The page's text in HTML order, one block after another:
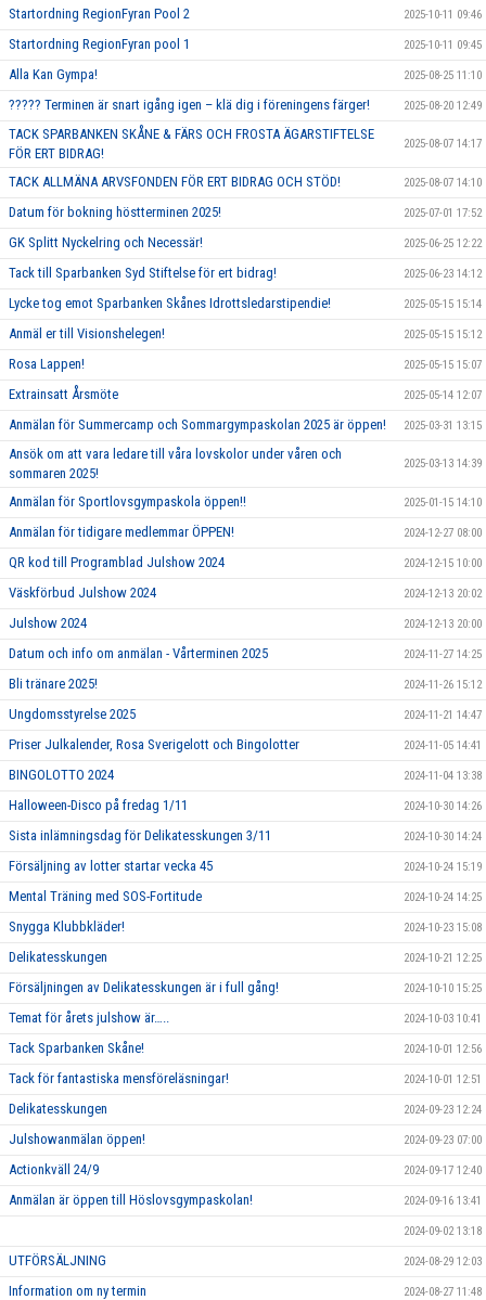
Startordning RegionFyran Pool 2 2025-10-11 09:46
Startordning RegionFyran pool 1 2025-10-11 09:45
Alla Kan Gympa! 2025-08-25 11:10
????? Terminen är snart igång igen – klä dig i föreningens färger! 2025-08-20 12:49
TACK SPARBANKEN SKÅNE & FÄRS OCH FROSTA ÄGARSTIFTELSE
FÖR ERT BIDRAG!
2025-08-07 14:17
TACK ALLMÄNA ARVSFONDEN FÖR ERT BIDRAG OCH STÖD! 2025-08-07 14:10
Datum för bokning höstterminen 2025! 2025-07-01 17:52
GK Splitt Nyckelring och Necessär! 2025-06-25 12:22
Tack till Sparbanken Syd Stiftelse för ert bidrag! 2025-06-23 14:12
Lycke tog emot Sparbanken Skånes Idrottsledarstipendie! 2025-05-15 15:14
Anmäl er till Visionshelegen! 2025-05-15 15:12
Rosa Lappen! 2025-05-15 15:07
Extrainsatt Årsmöte 2025-05-14 12:07
Anmälan för Summercamp och Sommargympaskolan 2025 är öppen! 2025-03-31 13:15
Ansök om att vara ledare till våra lovskolor under våren och
sommaren 2025!
2025-03-13 14:39
Anmälan för Sportlovsgympaskola öppen!! 2025-01-15 14:10
Anmälan för tidigare medlemmar ÖPPEN! 2024-12-27 08:00
QR kod till Programblad Julshow 2024 2024-12-15 10:00
Väskförbud Julshow 2024 2024-12-13 20:02
Julshow 2024 2024-12-13 20:00
Datum och info om anmälan - Vårterminen 2025 2024-11-27 14:25
Bli tränare 2025! 2024-11-26 15:12
Ungdomsstyrelse 2025 2024-11-21 14:47
Priser Julkalender, Rosa Sverigelott och Bingolotter 2024-11-05 14:41
BINGOLOTTO 2024 2024-11-04 13:38
Halloween-Disco på fredag 1/11 2024-10-30 14:26
Sista inlämningsdag för Delikatesskungen 3/11 2024-10-30 14:24
Försäljning av lotter startar vecka 45 2024-10-24 15:19
Mental Träning med SOS-Fortitude 2024-10-24 14:25
Snygga Klubbkläder! 2024-10-23 15:08
Delikatesskungen 2024-10-21 12:25
Försäljningen av Delikatesskungen är i full gång! 2024-10-10 15:25
Temat för årets julshow är….. 2024-10-03 10:41
Tack Sparbanken Skåne! 2024-10-01 12:56
Tack för fantastiska mensföreläsningar! 2024-10-01 12:51
Delikatesskungen 2024-09-23 12:24
Julshowanmälan öppen! 2024-09-23 07:00
Actionkväll 24/9 2024-09-17 12:40
Anmälan är öppen till Höslovsgympaskolan! 2024-09-16 13:41
2024-09-02 13:18
UTFÖRSÄLJNING 2024-08-29 12:03
Information om ny termin 2024-08-27 11:48